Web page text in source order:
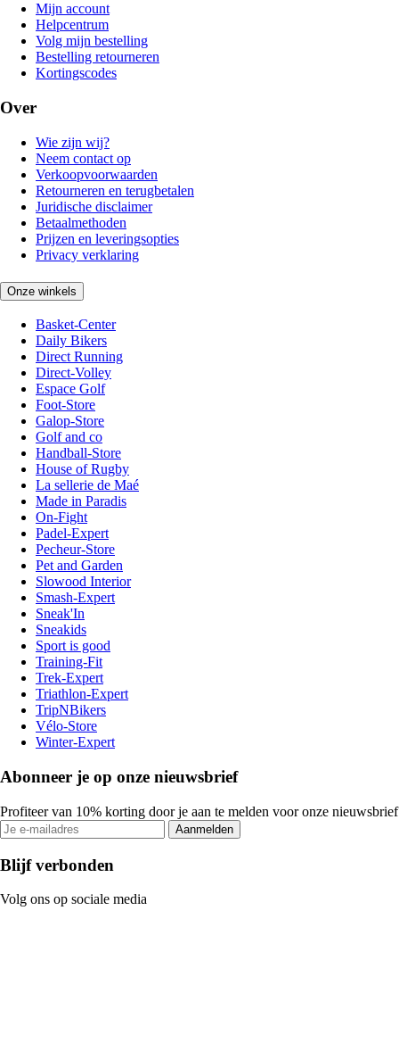
Mijn account
Helpcentrum
Volg mijn bestelling
Bestelling retourneren
Kortingscodes
Over
Wie zijn wij?
Neem contact op
Verkoopvoorwaarden
Retourneren en terugbetalen
Juridische disclaimer
Betaalmethoden
Prijzen en leveringsopties
Privacy verklaring
Onze winkels
Basket-Center
Daily Bikers
Direct Running
Direct-Volley
Espace Golf
Foot-Store
Galop-Store
Golf and co
Handball-Store
House of Rugby
La sellerie de Maé
Made in Paradis
On-Fight
Padel-Expert
Pecheur-Store
Pet and Garden
Slowood Interior
Smash-Expert
Sneak'In
Sneakids
Sport is good
Training-Fit
Trek-Expert
Triathlon-Expert
TripNBikers
Vélo-Store
Winter-Expert
Abonneer je op onze nieuwsbrief
Profiteer van 10% korting door je aan te melden voor onze nieuwsbrief
Aanmelden
Blijf verbonden
Volg ons op sociale media